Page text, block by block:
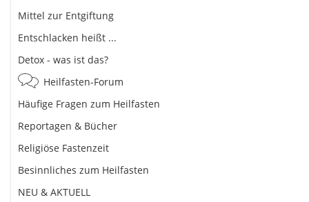
Mittel zur Entgiftung
Entschlacken heißt ...
Detox - was ist das?
Heilfasten-Forum
Häufige Fragen zum Heilfasten
Reportagen & Bücher
Religiöse Fastenzeit
Besinnliches zum Heilfasten
NEU & AKTUELL